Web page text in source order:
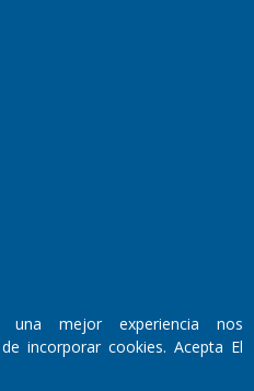
mejor experiencia nos
incorporar cookies. Acepta El